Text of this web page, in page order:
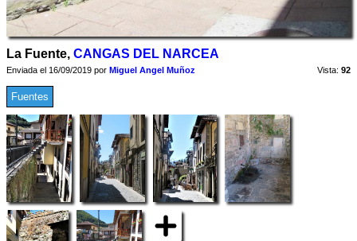
La Fuente, CANGAS DEL NARCEA
Enviada el 16/09/2019 por Miguel Angel Muñoz Vista: 92
Fuentes